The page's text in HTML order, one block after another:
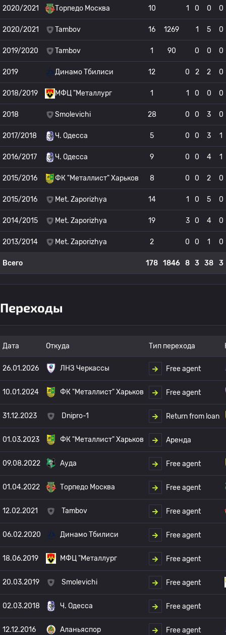
2020/2021 Торпедо Москва 10 1 0 0 0
2020/2021 Tambov 16 1269 1 5 0
2019/2020 Tambov 1 90 0 0 0
2019 Динамо Тбилиси 12 0 2 2 0
2018/2019 МФЦ "Металлург 1 1 0 0 0
2018 Smolevichi 28 0 0 3 0
2017/2018 Ч. Одесса 5 0 0 3 1
2016/2017 Ч. Одесса 9 0 0 4 1
2015/2016 ФК "Металлист" Харьков 8 0 0 2 0
2015/2016 Met. Zaporizhya 14 1 0 5 0
2014/2015 Met. Zaporizhya 19 3 0 4 0
2013/2014 Met. Zaporizhya 2 0 0 1 0
Всего 178 1846 8 3 38 3
Переходы
Дата Откуда Тип перехода
26.01.2026 ЛНЗ Черкассы Free agent
10.01.2024 ФК "Металлист" Харьков Free agent
31.12.2023 Dnipro-1 Return from loan
01.03.2023 ФК "Металлист" Харьков Аренда
09.08.2022 Ауда Free agent
01.04.2022 Торпедо Москва Free agent
12.02.2021 Tambov Free agent
06.02.2020 Динамо Тбилиси Free agent
18.06.2019 МФЦ "Металлург Free agent
20.03.2019 Smolevichi Free agent
02.03.2018 Ч. Одесса Free agent
12.12.2016 Аланьяспор Free agent